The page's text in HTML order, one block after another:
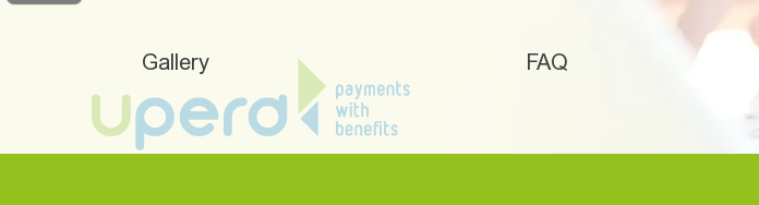
Gallery FAQ